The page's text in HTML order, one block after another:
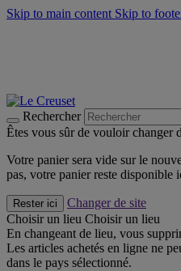
Skip to main content Skip to
Rechercher
Êtes vous sûr de vouloir changer
Votre panier sera vide sur le
pas, votre panier reste disponible
Rester ici
Changer de site
Choisir un lieu Choisir un lieu
En changeant de lieu, vous
Les articles achetés en ligne ne
dans le pays sélectionné.